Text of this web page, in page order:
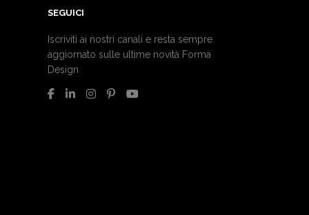
SEGUICI
Iscriviti ai nostri canali e resta sempre
aggiornato sulle ultime novità Forma
Design